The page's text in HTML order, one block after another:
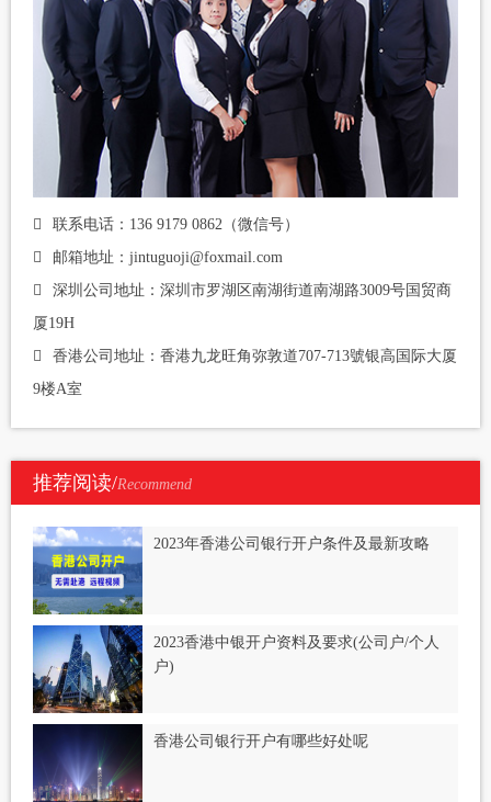
联系电话：136 9179 0862（微信号）
邮箱地址：jintuguoji@foxmail.com
深圳公司地址：深圳市罗湖区南湖街道南湖路3009号国贸商
厦19H
香港公司地址：香港九龙旺角弥敦道707-713號银高国际大厦
9楼A室
推荐阅读/Recommend
2023年香港公司银行开户条件及最新攻略
2023香港中银开户资料及要求(公司户/个人
户)
香港公司银行开户有哪些好处呢